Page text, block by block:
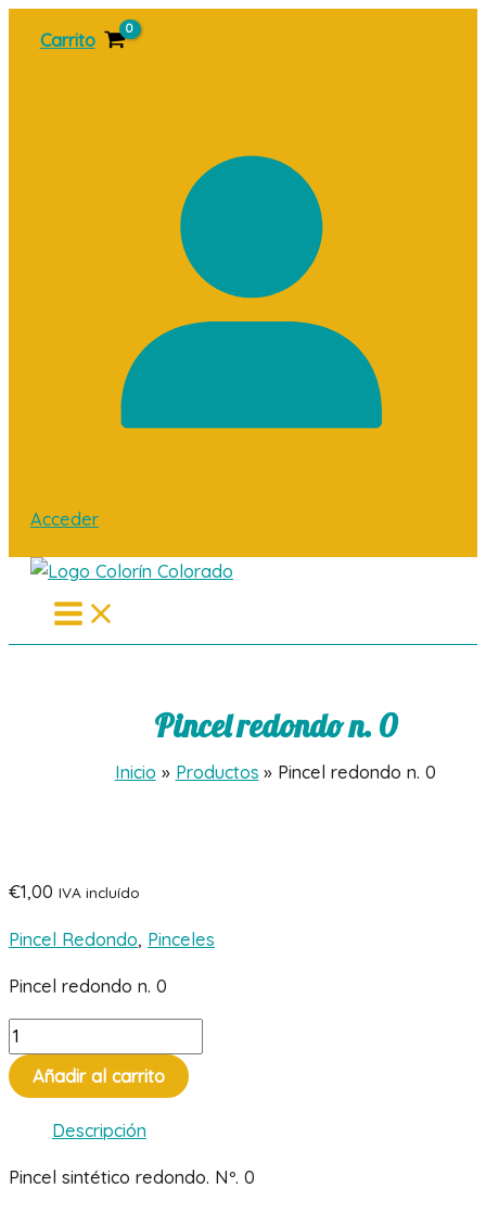
Carrito
Acceder
Main
Menu
Pincel redondo n. 0
Inicio Productos Pincel redondo n. 0
€1,00 IVA incluído
Pincel Redondo, Pinceles
Pincel redondo n. 0
Pincel
redondo
n.
Añadir al carrito
Descripción
Pincel sintético redondo. Nº. 0